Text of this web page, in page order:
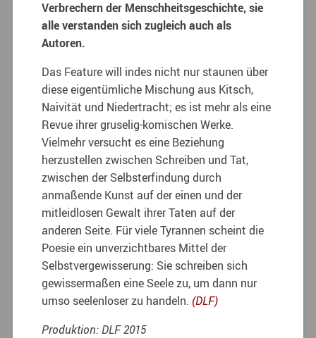
Verbrechern der Menschheitsgeschichte, sie
alle verstanden sich zugleich auch als
Autoren.
Das Feature will indes nicht nur staunen über
diese eigentümliche Mischung aus Kitsch,
Naivität und Niedertracht; es ist mehr als eine
Revue ihrer gruselig-komischen Werke.
Vielmehr versucht es eine Beziehung
herzustellen zwischen Schreiben und Tat,
zwischen der Selbsterfindung durch
anmaßende Kunst auf der einen und der
mitleidlosen Gewalt ihrer Taten auf der
anderen Seite. Für viele Tyrannen scheint die
Poesie ein unverzichtbares Mittel der
Selbstvergewisserung: Sie schreiben sich
gewissermaßen eine Seele zu, um dann nur
umso seelenloser zu handeln. (DLF)
Produktion: DLF 2015